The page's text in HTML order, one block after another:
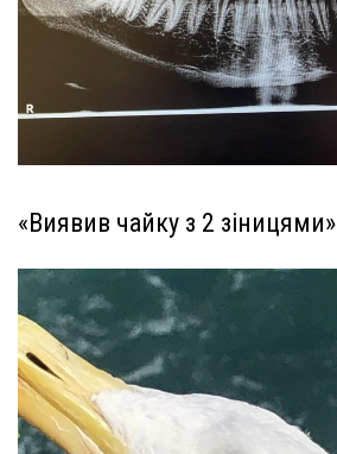
«Виявив чайку з 2 зіницями»